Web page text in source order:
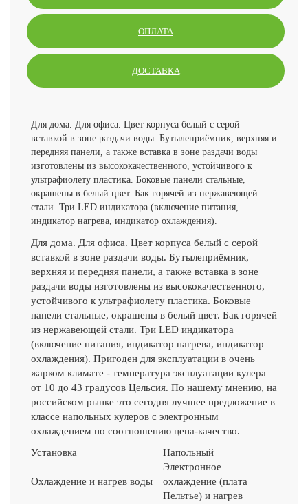
ОПЛАТА
ДОСТАВКА
Для дома. Для офиса. Цвет корпуса белый с серой
вставкой в зоне раздачи воды. Бутылеприёмник, верхняя и
передняя панели, а также вставка в зоне раздачи воды
изготовлены из высококачественного, устойчивого к
ультрафиолету пластика. Боковые панели стальные,
окрашены в белый цвет. Бак горячей из нержавеющей
стали. Три LED индикатора (включение питания,
индикатор нагрева, индикатор охлаждения).
Для дома. Для офиса. Цвет корпуса белый с серой
вставкой в зоне раздачи воды. Бутылеприёмник,
верхняя и передняя панели, а также вставка в зоне
раздачи воды изготовлены из высококачественного,
устойчивого к ультрафиолету пластика. Боковые
панели стальные, окрашены в белый цвет. Бак горячей
из нержавеющей стали. Три LED индикатора
(включение питания, индикатор нагрева, индикатор
охлаждения). Пригоден для эксплуатации в очень
жарком климате - температура эксплуатации кулера
от 10 до 43 градусов Цельсия. По нашему мнению, на
российском рынке это сегодня лучшее предложение в
классе напольных кулеров с электронным
охлаждением по соотношению цена-качество.
Установка
Напольный
Охлаждение и нагрев воды
Электронное
охлаждение (плата
Пельтье) и нагрев